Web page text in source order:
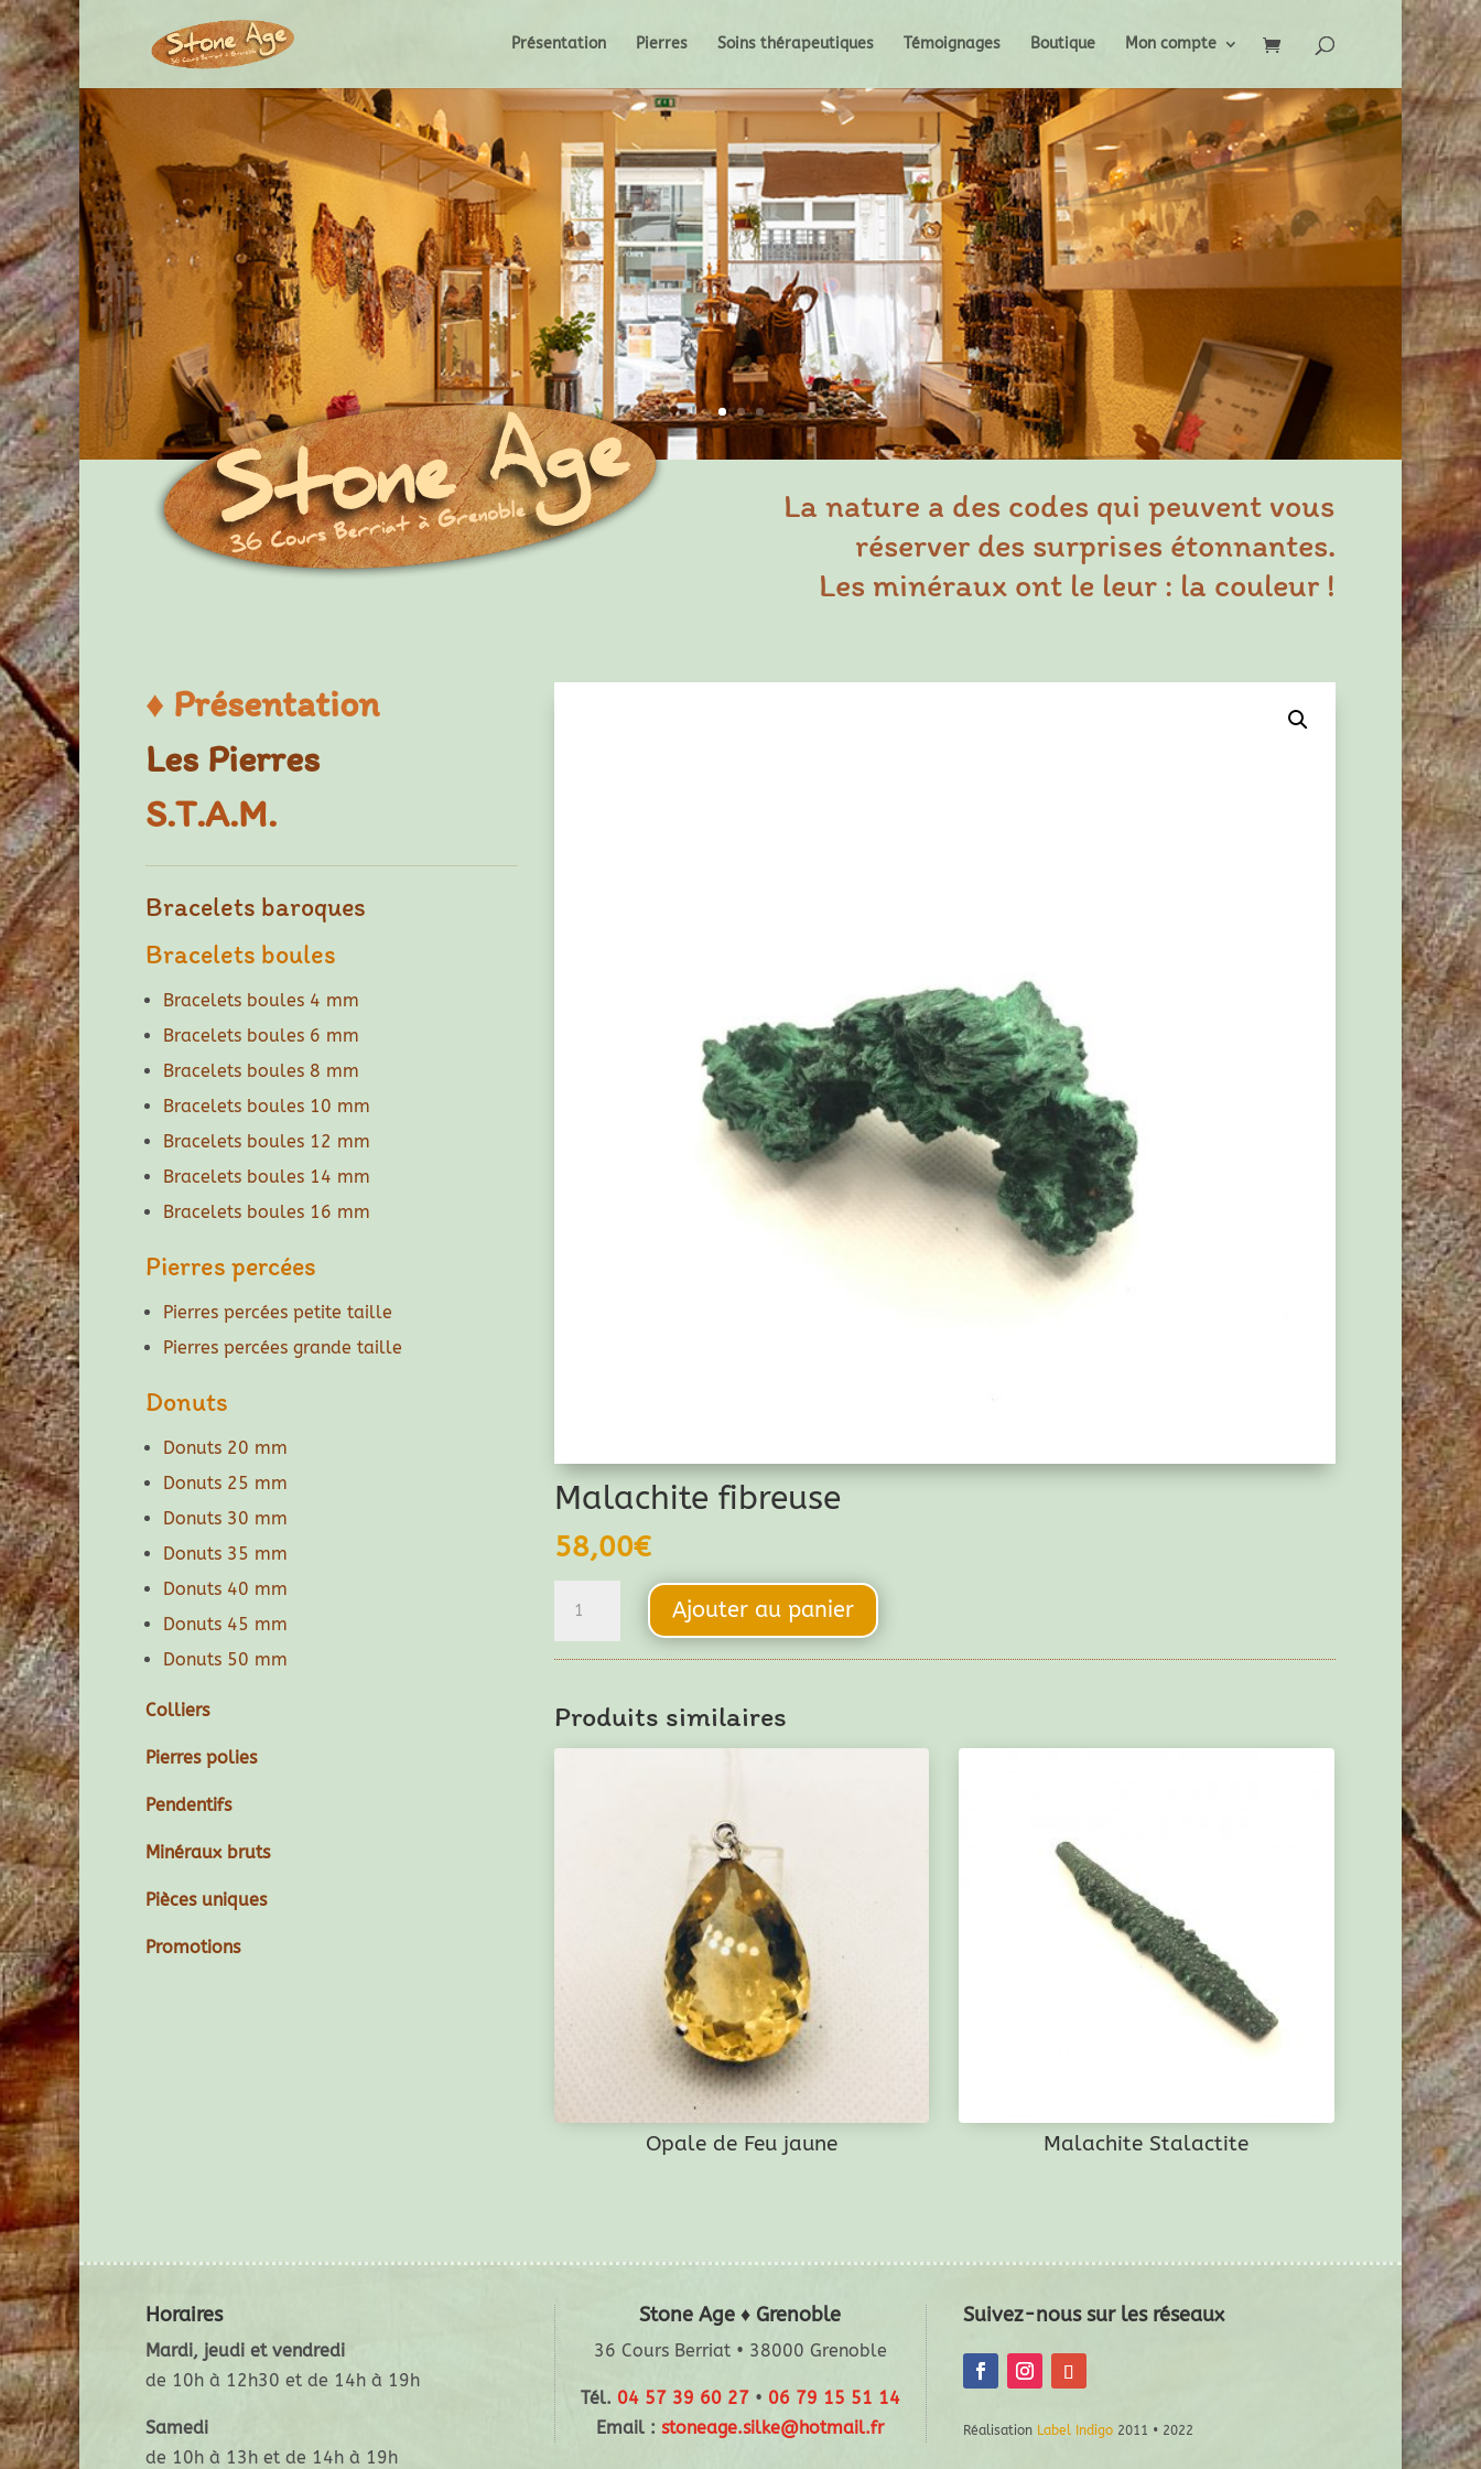
Présentation Pierres Soins thérapeutiques Témoignages Boutique Mon compte
La nature a des codes qui peuvent vous
réserver des surprises étonnantes.
Les minéraux ont le leur : la couleur !
♦ Présentation
Les Pierres
S.T.A.M.
Bracelets baroques
Bracelets boules
Bracelets boules 4 mm
Bracelets boules 6 mm
Bracelets boules 8 mm
Bracelets boules 10 mm
Bracelets boules 12 mm
Bracelets boules 14 mm
Bracelets boules 16 mm
Pierres percées
Pierres percées petite taille
Pierres percées grande taille
Donuts
Donuts 20 mm
Donuts 25 mm
Donuts 30 mm
Donuts 35 mm
Donuts 40 mm
Donuts 45 mm
Donuts 50 mm
Colliers
Pierres polies
Pendentifs
Minéraux bruts
Pièces uniques
Promotions
Malachite fibreuse
58,00€
Ajouter au panier
Produits similaires
Opale de Feu jaune Malachite Stalactite
Horaires
Mardi, jeudi et vendredi
de 10h à 12h30 et de 14h à 19h
Samedi
de 10h à 13h et de 14h à 19h
Stone Age ♦ Grenoble
36 Cours Berriat • 38000 Grenoble
Tél. 04 57 39 60 27• 06 79 15 51 14
Email : stoneage.silke@hotmail.fr
Suivez-nous sur les réseaux
Réalisation Label Indigo2011 • 2022